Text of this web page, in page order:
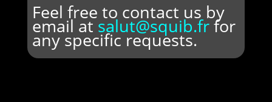
Feel free to contact us by
email atsalut@squib.frfor
any specific requests.